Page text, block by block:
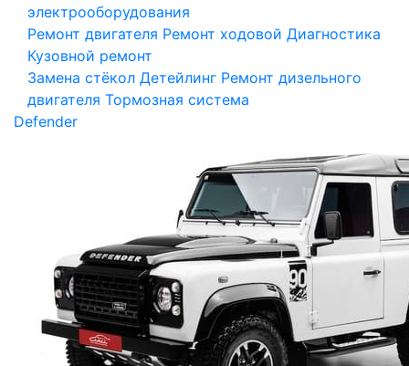
электрооборудования
Ремонт двигателя Ремонт ходовой Диагностика
Кузовной ремонт
Замена стёкол Детейлинг Ремонт дизельного
двигателя Тормозная система
Defender